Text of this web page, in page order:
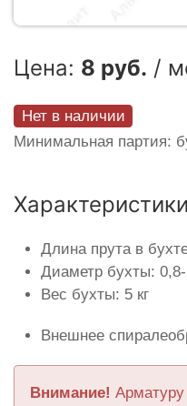
Цена: 8 руб. /
Нет в наличии
Минимальная партия:
Характеристики
Длина прута в
Диаметр бухты:
Вес бухты: 5 кг
Внешнее
Внимание!